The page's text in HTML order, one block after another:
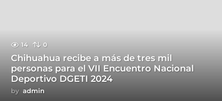
14 0
Chihuahua recibe a más de tres mil
personas para el VII Encuentro Nacional
Deportivo DGETI 2024
by admin